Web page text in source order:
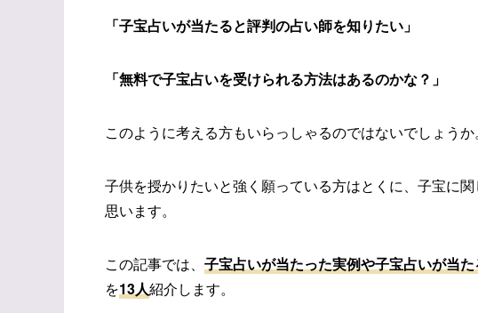
「子宝占いが当たると評判の占い師を知りたい」
「無料で子宝占いを受けられる方法はあるのかな？」
このように考える方もいらっしゃるのではないでしょうか。
子供を授かりたいと強く願っている方はとくに、子宝に
思います。
この記事では、 子宝占いが当たった実例や子宝占いが当
を13人紹介します。